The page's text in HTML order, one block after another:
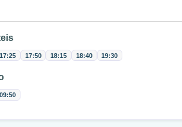
17:25 17:50 18:15 18:40 19:30
09:50